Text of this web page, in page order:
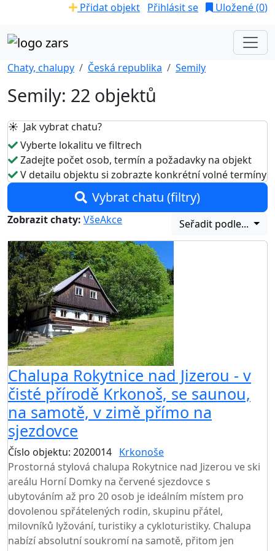
Přidat objekt Přihlásit se Uložené (0)
Chaty, chalupy Česká republika Semily
Semily: 22 objektů
☀️ Jak vybrat chatu?
Vyberte lokalitu ve filtrech
Zadejte počet osob, termín a požadavky na objekt
V detailu objektu si zobrazte konkrétní volné termíny
Vybrat chatu (filtry)
Zobrazit chaty: VšeAkce Seřadit podle...
Chalupa Rokytnice nad Jizerou - v
čisté přírodě Krkonoš, se saunou,
na samotě, v zimě přímo na
sjezdovce
Číslo objektu: 2020014 Krkonoše
Prostorná stylová chalupa Rokytnice nad Jizerou ve ski
areálu Horní Domky na červené sjezdovce s
ubytováním až pro 20 osob je ideálním místem pro
dovolenou spřátelených rodin, skupinu přátel,
milovníků lyžování, turistiky a cykloturistiky. Chalupa
nabízí absolutní soukromí na samotě, přitom jen